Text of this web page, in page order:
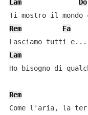
Lam
Do
Rem
Fa
Lam
Ho bisogno di
Rem
Come l'aria, la